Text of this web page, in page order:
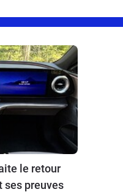
le retour
ses preuves